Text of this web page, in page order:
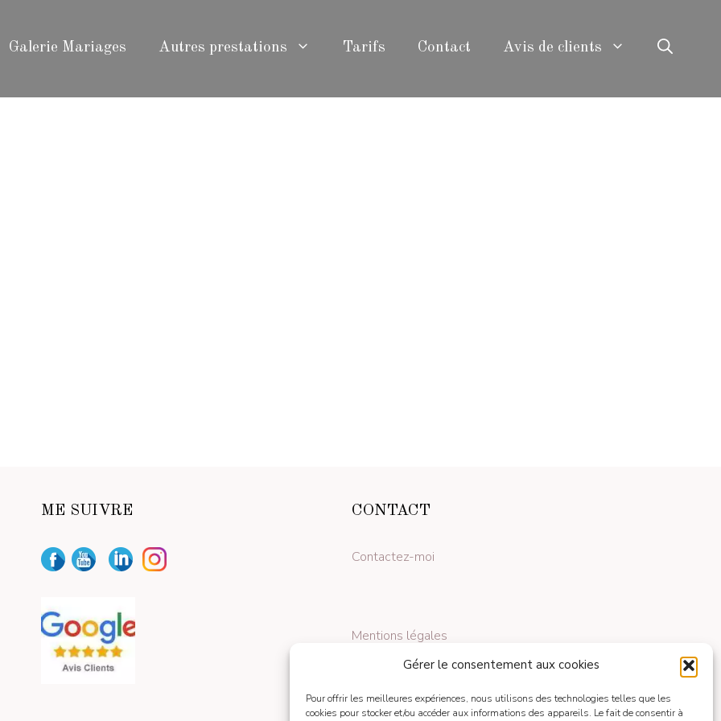
Gérer le consentement aux cookies
Pour offrir les meilleures expériences, nous utilisons des technologies telles que les
cookies pour stocker et/ou accéder aux informations des appareils. Le fait de consentir à
Galerie Mariages Autres prestations Tarifs Contact Avis de clients
ME SUIVRE CONTACT
Contactez-moi
Mentions légales